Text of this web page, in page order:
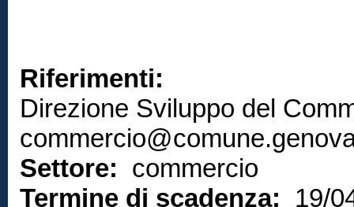
Riferimenti:
Direzione Sviluppo del
Settore: commercio
Termine di scadenza:
19/